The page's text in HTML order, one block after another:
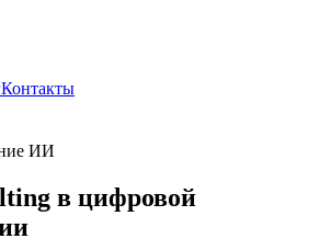
Контакты
ИИ
в цифровой